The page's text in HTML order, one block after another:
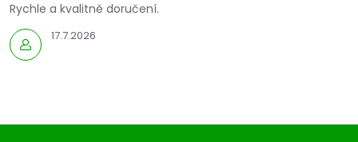
17.7.2026
Rychle a kvalitně doručení.